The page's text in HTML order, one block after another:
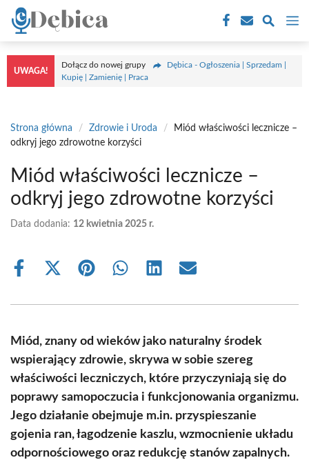
Przejdź
treści
UWAGA!
Dołącz do nowej grupy
Dębica - Ogłoszenia | Sprzedam |
Kupię | Zamienię | Praca
Strona główna / Zdrowie i Uroda /
Miód właściwości lecznicze –
odkryj jego zdrowotne korzyści
Miód właściwości lecznicze –
odkryj jego zdrowotne korzyści
Data dodania: 12 kwietnia 2025 r.
Share
Share
(Twitter)
Share Share Share Share
Miód, znany od wieków jako naturalny środek
wspierający zdrowie, skrywa w sobie szereg
właściwości leczniczych, które przyczyniają się do
poprawy samopoczucia i funkcjonowania organizmu.
Jego działanie obejmuje m.in. przyspieszanie
gojenia ran, łagodzenie kaszlu, wzmocnienie układu
odpornościowego oraz redukcję stanów zapalnych.